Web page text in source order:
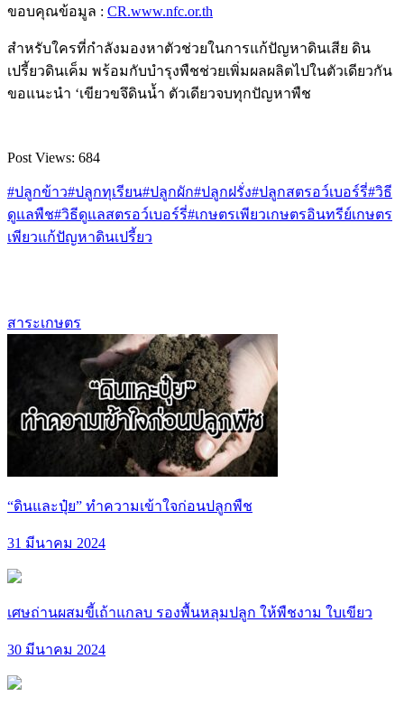
ขอบคุณข้อมูล : CR.www.nfc.or.th
สำหรับใครที่กำลังมองหาตัวช่วยในการแก้ปัญหาดินเสีย ดิน
เปรี้ยวดินเค็ม พร้อมกับบำรุงพืชช่วยเพิ่มผลผลิตไปในตัวเดียวกัน
ขอแนะนำ ‘เขียวขจึดินน้ำ ตัวเดียวจบทุกปัญหาพืช
Post Views: 684
#ปลูกข้าว#ปลูกทุเรียน#ปลูกผัก#ปลูกฝรั่ง#ปลูกสตรอว์เบอร์รี่#วิธี
ดูแลพืช#วิธีดูแลสตรอว์เบอร์รี่#เกษตรเพียวเกษตรอินทรีย์เกษตร
เพียวแก้ปัญหาดินเปรี้ยว
สาระเกษตร
“ดินและปุ๋ย” ทำความเข้าใจก่อนปลูกพืช
31 มีนาคม 2024
เศษถ่านผสมขี้เถ้าแกลบ รองพื้นหลุมปลูก ให้พืชงาม ใบเขียว
30 มีนาคม 2024